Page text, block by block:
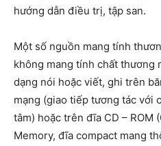
hướng dẫn điều trị, tập san.
Một số nguồn mang tính
không mang tính chất thương
dạng nói hoặc viết, ghi trên
mạng (giao tiếp tương tác với
tâm) hoặc trên đĩa CD – ROM
Memory, đĩa compact mang